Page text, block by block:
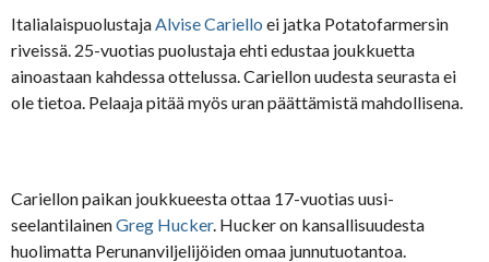
Italialaispuolustaja Alvise Cariello ei jatka Potatofarmersin
riveissä. 25-vuotias puolustaja ehti edustaa joukkuetta
ainoastaan kahdessa ottelussa. Cariellon uudesta seurasta ei
ole tietoa. Pelaaja pitää myös uran päättämistä mahdollisena.
Cariellon paikan joukkueesta ottaa 17-vuotias uusi-
seelantilainenGreg Hucker. Hucker on kansallisuudesta
huolimatta Perunanviljelijöiden omaa junnutuotantoa.